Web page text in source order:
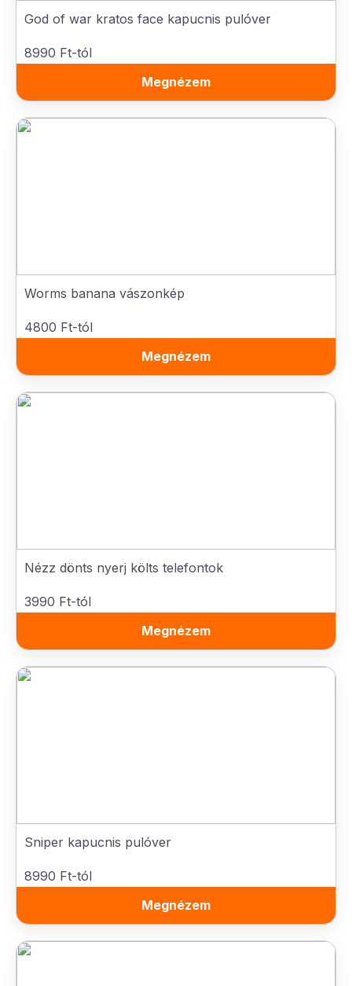
God of war kratos face kapucnis pulóver
8990 Ft-tól
Megnézem
Worms banana vászonkép
4800 Ft-tól
Megnézem
Nézz dönts nyerj költs telefontok
3990 Ft-tól
Megnézem
Sniper kapucnis pulóver
8990 Ft-tól
Megnézem